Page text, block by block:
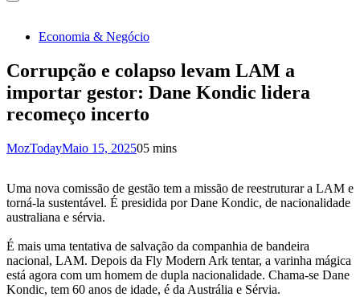
Economia & Negócio
Corrupção e colapso levam LAM a
importar gestor: Dane Kondic lidera
recomeço incerto
MozTodayMaio 15, 202505 mins
Uma nova comissão de gestão tem a missão de reestruturar a LAM e
torná-la sustentável. É presidida por Dane Kondic, de nacionalidade
australiana e sérvia.
É mais uma tentativa de salvação da companhia de bandeira
nacional, LAM. Depois da Fly Modern Ark tentar, a varinha mágica
está agora com um homem de dupla nacionalidade. Chama-se Dane
Kondic, tem 60 anos de idade, é da Austrália e Sérvia.